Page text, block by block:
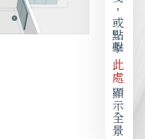
此處
顯示全景